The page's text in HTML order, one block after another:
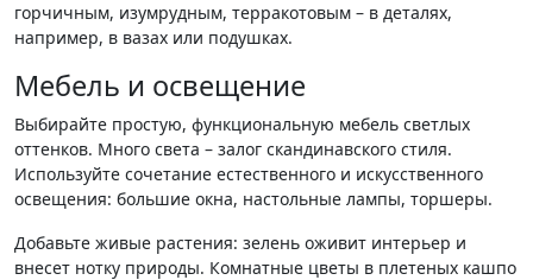
горчичным, изумрудным, терракотовым – в деталях,
например, в вазах или подушках.
Мебель и освещение
Выбирайте простую, функциональную мебель светлых
оттенков. Много света – залог скандинавского стиля.
Используйте сочетание естественного и искусственного
освещения: большие окна, настольные лампы, торшеры.
Добавьте живые растения: зелень оживит интерьер и
внесет нотку природы. Комнатные цветы в плетеных кашпо